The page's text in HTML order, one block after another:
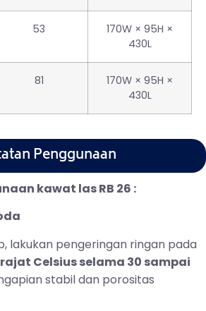
53
170W × 95H ×
430L
81
170W × 95H ×
430L
Penggunaan
kawat las RB 26 :
lakukan pengeringan ringan pada
Celsius selama 30 sampai
stabil dan porositas